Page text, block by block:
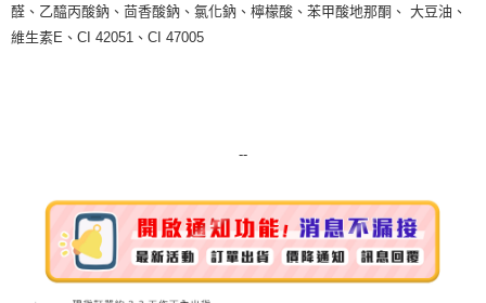
醛、乙醯丙酸鈉、茴香酸鈉、氯化鈉、檸檬酸、苯甲酸地那酮、 大豆油、
維生素E、CI 42051、CI 47005
--